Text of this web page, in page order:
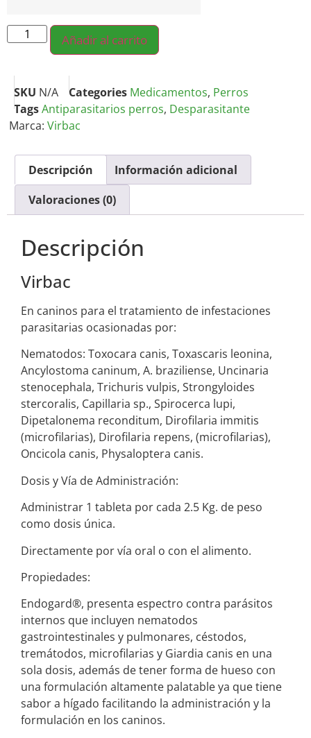
Añadir al carrito
SKU N/A Categories Medicamentos, Perros
TagsAntiparasitarios perros, Desparasitante
Marca: Virbac
Descripción
Información adicional
Valoraciones (0)
Descripción
Virbac
En caninos para el tratamiento de infestaciones
parasitarias ocasionadas por:
Nematodos: Toxocara canis, Toxascaris leonina,
Ancylostoma caninum, A. braziliense, Uncinaria
stenocephala, Trichuris vulpis, Strongyloides
stercoralis, Capillaria sp., Spirocerca lupi,
Dipetalonema reconditum, Dirofilaria immitis
(microfilarias), Dirofilaria repens, (microfilarias),
Oncicola canis, Physaloptera canis.
Dosis y Vía de Administración:
Administrar 1 tableta por cada 2.5 Kg. de peso
como dosis única.
Directamente por vía oral o con el alimento.
Propiedades:
Endogard®, presenta espectro contra parásitos
internos que incluyen nematodos
gastrointestinales y pulmonares, céstodos,
tremátodos, microfilarias y Giardia canis en una
sola dosis, además de tener forma de hueso con
una formulación altamente palatable ya que tiene
sabor a hígado facilitando la administración y la
formulación en los caninos.